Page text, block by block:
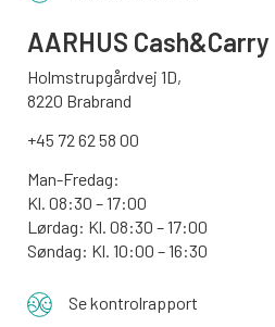
AARHUS Cash&Carry
Holmstrupgårdvej 1D,
8220 Brabrand
+45 72 62 58 00
Man-Fredag:
Kl. 08:30 – 17:00
Lørdag: Kl. 08:30 – 17:00
Søndag: Kl. 10:00 – 16:30
Se kontrolrapport